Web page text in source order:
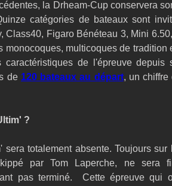
la Drheam-Cup conservera
catégories de bateaux sont
Class40, Figaro Bénéteau 3, Mini
monocoques, multicoques de
caractéristiques de l'épreuve
de 120 bateaux au départ, un chiffre
?
sera totalement absente. Toujours
par Tom Laperche, ne sera
pas terminé.  Cette épreuve qui